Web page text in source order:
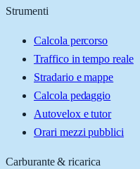
Strumenti
Calcola percorso
Traffico in tempo reale
Stradario e mappe
Calcola pedaggio
Autovelox e tutor
Orari mezzi pubblici
Carburante & ricarica